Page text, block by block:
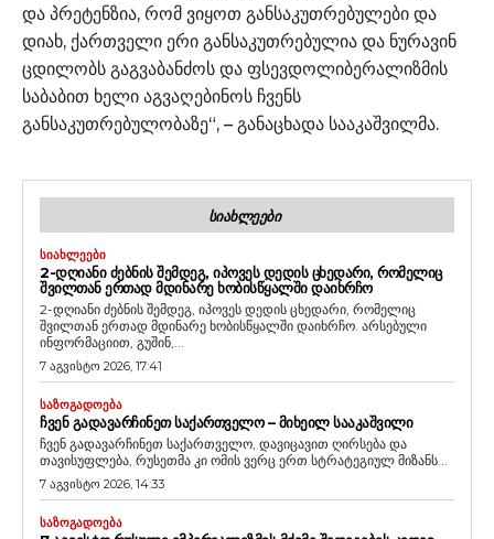
და პრეტენზია, რომ ვიყოთ განსაკუთრებულები და
დიახ, ქართველი ერი განსაკუთრებულია და ნურავინ
ცდილობს გაგვაბანძოს და ფსევდოლიბერალიზმის
საბაბით ხელი აგვაღებინოს ჩვენს
განსაკუთრებულობაზე“, – განაცხადა სააკაშვილმა.
ᲡᲘᲐᲮᲚᲔᲔᲑᲘ
ᲡᲘᲐᲮᲚᲔᲔᲑᲘ
2-ᲓᲦᲘᲐᲜᲘ ᲫᲔᲑᲜᲘᲡ ᲨᲔᲛᲓᲔᲒ, ᲘᲞᲝᲕᲔᲡ ᲓᲔᲓᲘᲡ ᲪᲮᲔᲓᲐᲠᲘ, ᲠᲝᲛᲔᲚᲘᲪ
ᲨᲕᲘᲚᲗᲐᲜ ᲔᲠᲗᲐᲓ ᲛᲓᲘᲜᲐᲠᲔ ᲮᲝᲑᲘᲡᲬᲧᲐᲚᲨᲘ ᲓᲐᲘᲮᲠᲩᲝ
2-დღიანი ძებნის შემდეგ, იპოვეს დედის ცხედარი, რომელიც
შვილთან ერთად მდინარე ხობისწყალში დაიხრჩო. არსებული
ინფორმაციით, გუშინ,...
7 აგვისტო 2026, 17:41
ᲡᲐᲖᲝᲒᲐᲓᲝᲔᲑᲐ
ᲩᲕᲔᲜ ᲒᲐᲓᲐᲕᲐᲠᲩᲘᲜᲔᲗ ᲡᲐᲥᲐᲠᲗᲕᲔᲚᲝ – ᲛᲘᲮᲔᲘᲚ ᲡᲐᲐᲙᲐᲨᲕᲘᲚᲘ
ჩვენ გადავარჩინეთ საქართველო, დავიცავით ღირსება და
თავისუფლება, რუსეთმა კი ომის ვერც ერთ სტრატეგიულ მიზანს...
7 აგვისტო 2026, 14:33
ᲡᲐᲖᲝᲒᲐᲓᲝᲔᲑᲐ